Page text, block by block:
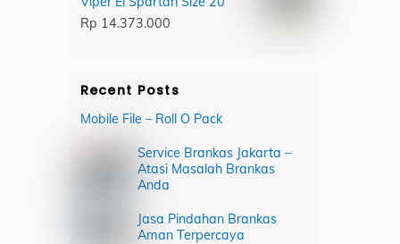
Rp 14.373.000
Recent Posts
Mobile File – Roll O Pack
Service Brankas Jakarta –
Atasi Masalah Brankas
Anda
Jasa Pindahan Brankas
Aman Terpercaya